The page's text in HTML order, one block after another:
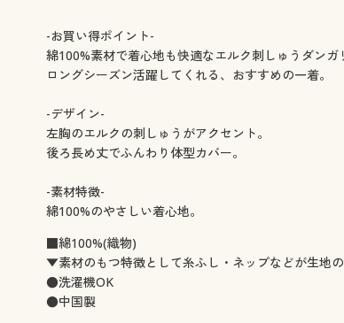
-お買い得ポイント-
綿100%素材で着心地も快適なエルク刺しゅうダンガ
ロングシーズン活躍してくれる、おすすめの一着。
-デザイン-
左胸のエルクの刺しゅうがアクセント。
後ろ長め丈でふんわり体型カバー。
-素材特徴-
綿100%のやさしい着心地。
■綿100%(織物)
▼素材のもつ特徴として糸ふし・ネップなどが生地
●洗濯機OK
●中国製